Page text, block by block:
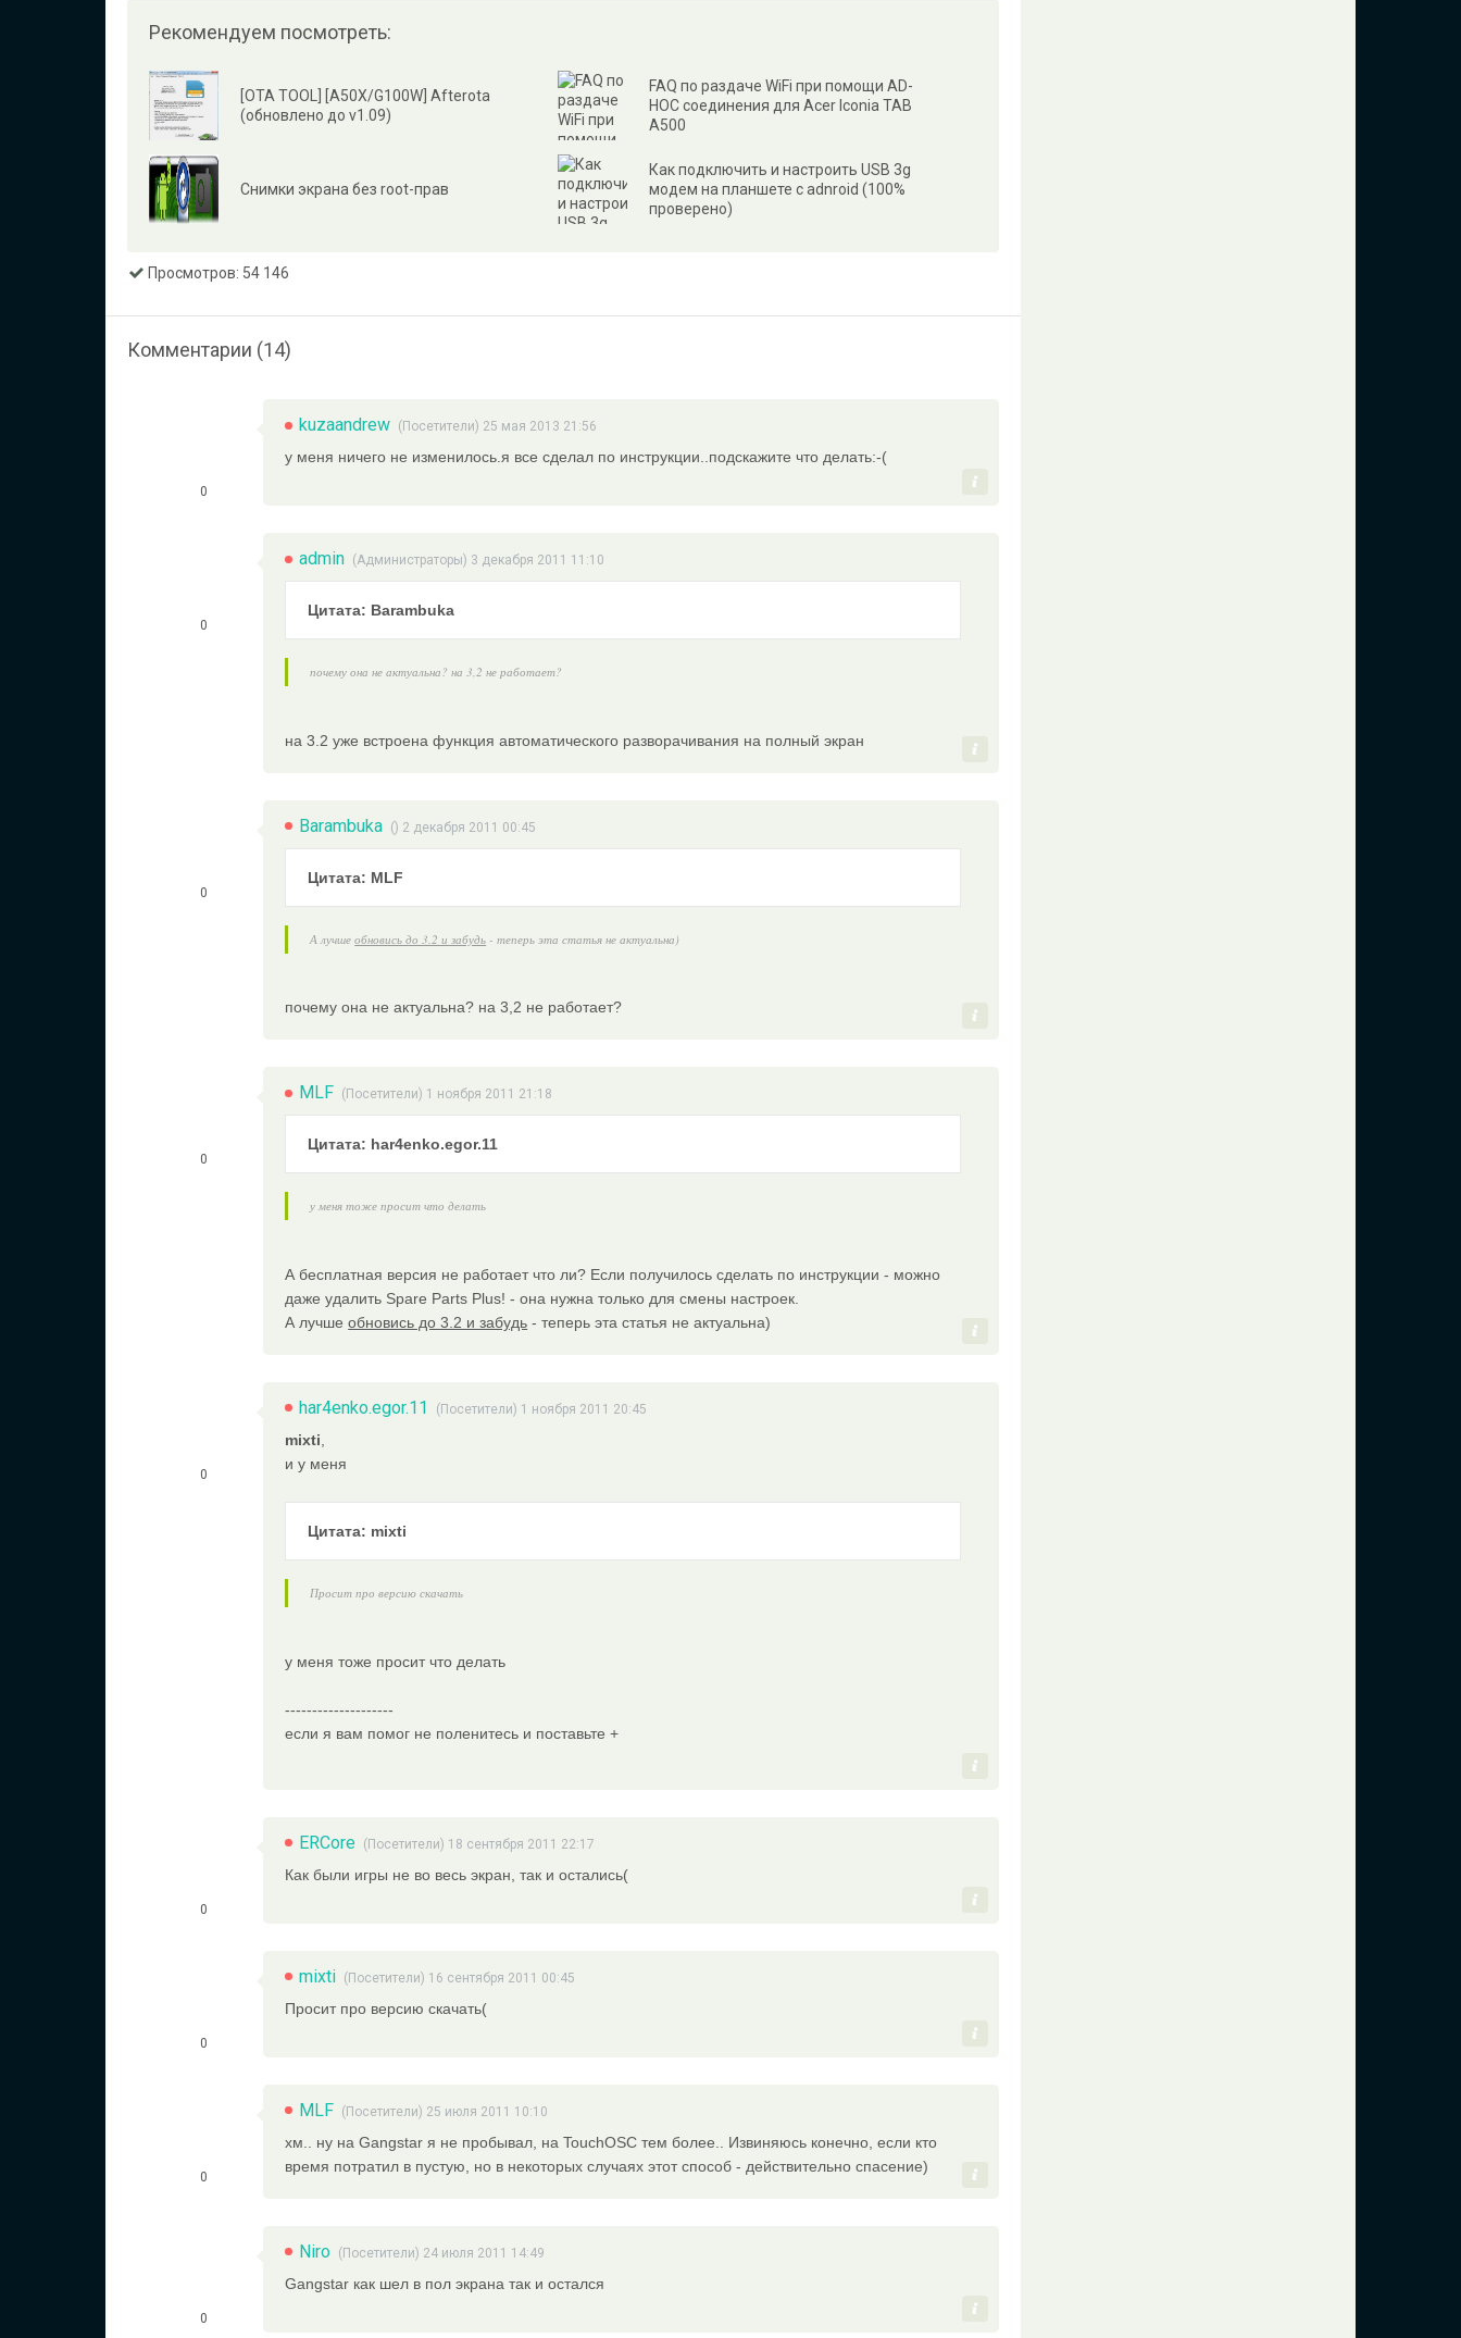
Рекомендуем посмотреть:
[OTA TOOL] [A50X/G100W] Afterota
(обновлено до v1.09)
FAQ по раздаче WiFi при помощи AD-
HOC соединения для Acer Iconia TAB
A500
Снимки экрана без root-прав
Как подключить и настроить USB 3g
модем на планшете с adnroid (100%
проверено)
Просмотров: 54 146
Комментарии (14)
0
kuzaandrew (Посетители) 25 мая 2013 21:56
у меня ничего не изменилось.я все сделал по инструкции..подскажите что делать:-(
0
admin (Администраторы) 3 декабря 2011 11:10
Цитата: Barambuka
почему она не актуальна? на 3,2 не работает?
на 3.2 уже встроена функция автоматического разворачивания на полный экран
0
Barambuka () 2 декабря 2011 00:45
Цитата: MLF
А лучшеобновись до 3.2 и забудь - теперь эта статья не актуальна)
почему она не актуальна? на 3,2 не работает?
0
MLF (Посетители) 1 ноября 2011 21:18
Цитата: har4enko.egor.11
у меня тоже просит что делать
А бесплатная версия не работает что ли? Если получилось сделать по инструкции - можно
даже удалить Spare Parts Plus! - она нужна только для смены настроек.
А лучшеобновись до 3.2 и забудь - теперь эта статья не актуальна)
0
har4enko.egor.11 (Посетители) 1 ноября 2011 20:45
mixti
и у меня
Цитата: mixti
Просит про версию скачать
у меня тоже просит что делать
--------------------
если я вам помог не поленитесь и поставьте +
0
ERCore (Посетители) 18 сентября 2011 22:17
Как были игры не во весь экран, так и остались(
0
mixti (Посетители) 16 сентября 2011 00:45
Просит про версию скачать(
0
MLF (Посетители) 25 июля 2011 10:10
хм.. ну на Gangstar я не пробывал, на TouchOSC тем более.. Извиняюсь конечно, если кто
время потратил в пустую, но в некоторых случаях этот способ - действительно спасение)
0
Niro (Посетители) 24 июля 2011 14:49
Gangstar как шел в пол экрана так и остался